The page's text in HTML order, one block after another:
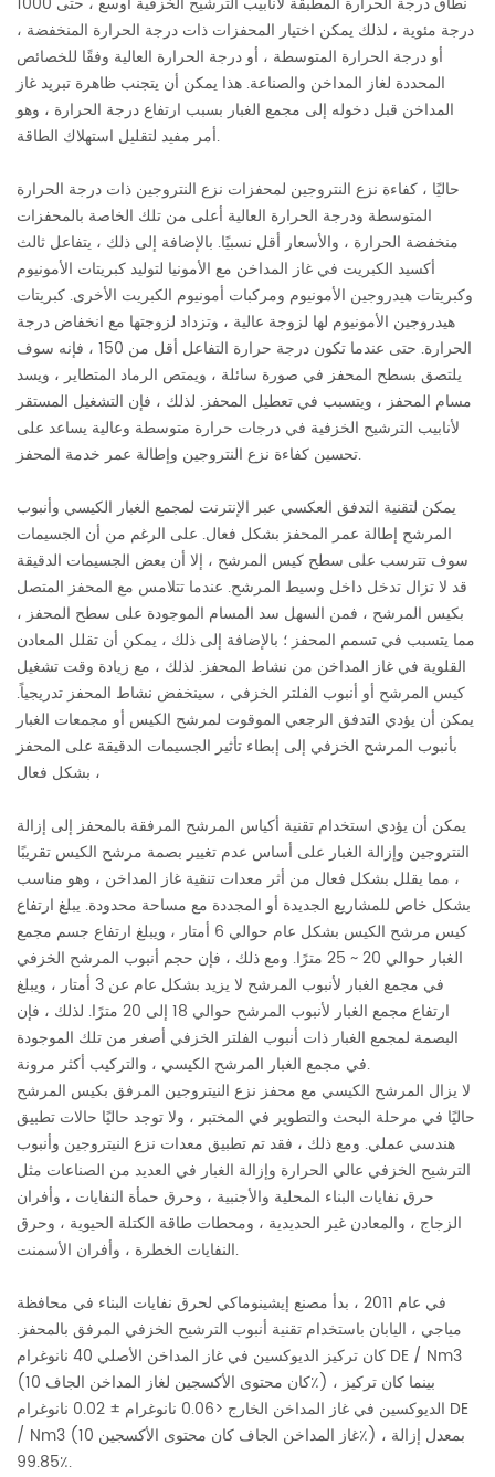
درجة مئوية ، لذلك يمكن اختيار المحفزات ذات درجة الحرارة المنخفضة ،
أو درجة الحرارة المتوسطة ، أو درجة الحرارة العالية وفقًا للخصائص
المحددة لغاز المداخن والصناعة. هذا يمكن أن يتجنب ظاهرة تبريد غاز
المداخن قبل دخوله إلى مجمع الغبار بسبب ارتفاع درجة الحرارة ، وهو
أمر مفيد لتقليل استهلاك الطاقة.
حاليًا ، كفاءة نزع النتروجين لمحفزات نزع النتروجين ذات درجة الحرارة
المتوسطة ودرجة الحرارة العالية أعلى من تلك الخاصة بالمحفزات
منخفضة الحرارة ، والأسعار أقل نسبيًا. بالإضافة إلى ذلك ، يتفاعل ثالث
أكسيد الكبريت في غاز المداخن مع الأمونيا لتوليد كبريتات الأمونيوم
وكبريتات هيدروجين الأمونيوم ومركبات أمونيوم الكبريت الأخرى. كبريتات
هيدروجين الأمونيوم لها لزوجة عالية ، وتزداد لزوجتها مع انخفاض درجة
الحرارة. حتى عندما تكون درجة حرارة التفاعل أقل من 150 ، فإنه سوف
يلتصق بسطح المحفز في صورة سائلة ، ويمتص الرماد المتطاير ، ويسد
مسام المحفز ، ويتسبب في تعطيل المحفز. لذلك ، فإن التشغيل المستقر
لأنابيب الترشيح الخزفية في درجات حرارة متوسطة وعالية يساعد على
تحسين كفاءة نزع النتروجين وإطالة عمر خدمة المحفز.
يمكن لتقنية التدفق العكسي عبر الإنترنت لمجمع الغبار الكيسي وأنبوب
المرشح إطالة عمر المحفز بشكل فعال. على الرغم من أن الجسيمات
سوف تترسب على سطح كيس المرشح ، إلا أن بعض الجسيمات الدقيقة
قد لا تزال تدخل داخل وسيط المرشح. عندما تتلامس مع المحفز المتصل
بكيس المرشح ، فمن السهل سد المسام الموجودة على سطح المحفز ،
مما يتسبب في تسمم المحفز ؛ بالإضافة إلى ذلك ، يمكن أن تقلل المعادن
القلوية في غاز المداخن من نشاط المحفز. لذلك ، مع زيادة وقت تشغيل
كيس المرشح أو أنبوب الفلتر الخزفي ، سينخفض ​​نشاط المحفز تدريجياً.
يمكن أن يؤدي التدفق الرجعي الموقوت لمرشح الكيس أو مجمعات الغبار
بأنبوب المرشح الخزفي إلى إبطاء تأثير الجسيمات الدقيقة على المحفز
بشكل فعال ،
يمكن أن يؤدي استخدام تقنية أكياس المرشح المرفقة بالمحفز إلى إزالة
النتروجين وإزالة الغبار على أساس عدم تغيير بصمة مرشح الكيس تقريبًا
، مما يقلل بشكل فعال من أثر معدات تنقية غاز المداخن ، وهو مناسب
بشكل خاص للمشاريع الجديدة أو المجددة مع مساحة محدودة. يبلغ ارتفاع
كيس مرشح الكيس بشكل عام حوالي 6 أمتار ، ويبلغ ارتفاع جسم مجمع
الغبار حوالي 20 ~ 25 مترًا. ومع ذلك ، فإن حجم أنبوب المرشح الخزفي
في مجمع الغبار لأنبوب المرشح لا يزيد بشكل عام عن 3 أمتار ، ويبلغ
ارتفاع مجمع الغبار لأنبوب المرشح حوالي 18 إلى 20 مترًا. لذلك ، فإن
البصمة لمجمع الغبار ذات أنبوب الفلتر الخزفي أصغر من تلك الموجودة
في مجمع الغبار المرشح الكيسي ، والتركيب أكثر مرونة.
لا يزال المرشح الكيسي مع محفز نزع النيتروجين المرفق بكيس المرشح
حاليًا في مرحلة البحث والتطوير في المختبر ، ولا توجد حاليًا حالات تطبيق
هندسي عملي. ومع ذلك ، فقد تم تطبيق معدات نزع النيتروجين وأنبوب
الترشيح الخزفي عالي الحرارة وإزالة الغبار في العديد من الصناعات مثل
حرق نفايات البناء المحلية والأجنبية ، وحرق حمأة النفايات ، وأفران
الزجاج ، والمعادن غير الحديدية ، ومحطات طاقة الكتلة الحيوية ، وحرق
النفايات الخطرة ، وأفران الأسمنت.
في عام 2011 ، بدأ مصنع إيشينوماكي لحرق نفايات البناء في محافظة
مياجي ، اليابان باستخدام تقنية أنبوب الترشيح الخزفي المرفق بالمحفز.
كان تركيز الديوكسين في غاز المداخن الأصلي 40 نانوغرام DE / Nm3
(كان محتوى الأكسجين لغاز المداخن الجاف 10٪) ، بينما كان تركيز
الديوكسين في غاز المداخن الخارج <0.06 نانوغرام ± 0.02 نانوغرام DE
/ Nm3 (غاز المداخن الجاف كان محتوى الأكسجين 10٪) ، بمعدل إزالة
99.85٪.